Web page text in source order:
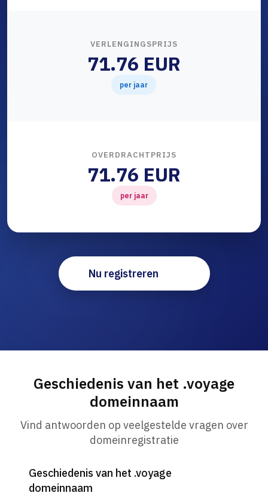
VERLENGINGSPRIJS
71.76 EUR
per jaar
OVERDRACHTPRIJS
71.76 EUR
per jaar
Nu registreren
Geschiedenis van het .voyage
domeinnaam
Vind antwoorden op veelgestelde vragen over
domeinregistratie
Geschiedenis van het .voyage
domeinnaam